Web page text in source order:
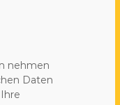
nehmen
Daten